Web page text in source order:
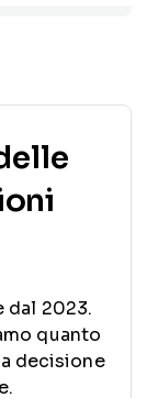
dal 2023.
quanto
decisione